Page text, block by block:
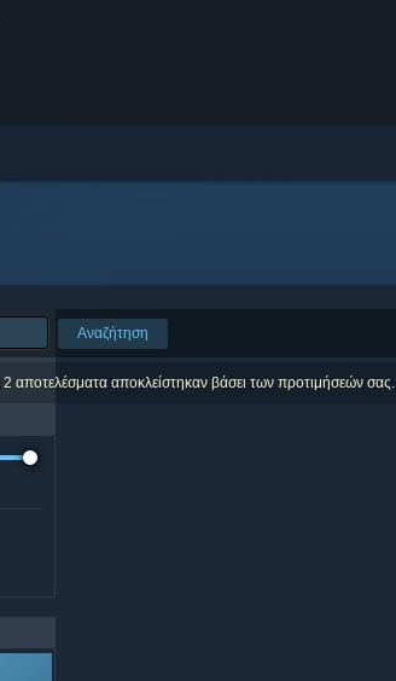
Αναζήτηση
αποτελέσματα αποκλείστηκαν βάσει των προτιμήσεών σας.